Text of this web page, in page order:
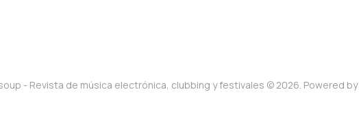
- Revista de música electrónica, clubbing y festivales © 2026. Powered by